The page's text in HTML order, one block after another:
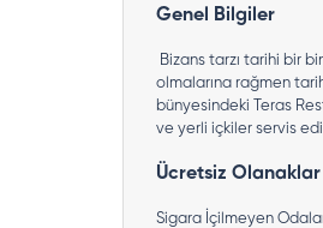
Genel Bilgiler
Bizans tarzı tarihi bir
olmalarına rağmen
bünyesindeki Teras
ve yerli içkiler servis
Ücretsiz Olanaklar
Sigara İçilmeyen